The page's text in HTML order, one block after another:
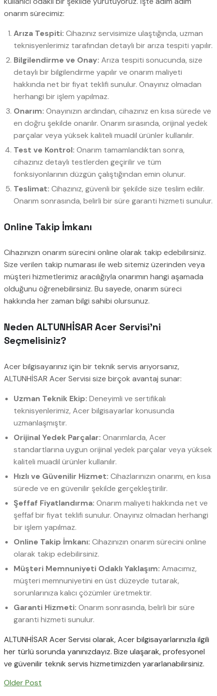
onarım sürecimiz:
Arıza Tespiti: Cihazınız servisimize ulaştığında, uzman
teknisyenlerimiz tarafından detaylı bir arıza tespiti yapılır.
Bilgilendirme ve Onay: Arıza tespiti sonucunda, size
detaylı bir bilgilendirme yapılır ve onarım maliyeti
hakkında net bir fiyat teklifi sunulur. Onayınız olmadan
herhangi bir işlem yapılmaz.
Onarım: Onayınızın ardından, cihazınız en kısa sürede ve
en doğru şekilde onarılır. Onarım sırasında, orijinal yedek
parçalar veya yüksek kaliteli muadil ürünler kullanılır.
Test ve Kontrol: Onarım tamamlandıktan sonra,
cihazınız detaylı testlerden geçirilir ve tüm
fonksiyonlarının düzgün çalıştığından emin olunur.
Teslimat: Cihazınız, güvenli bir şekilde size teslim edilir.
Onarım sonrasında, belirli bir süre garanti hizmeti sunulur.
Online Takip İmkanı
Cihazınızın onarım sürecini online olarak takip edebilirsiniz.
Size verilen takip numarası ile web sitemiz üzerinden veya
müşteri hizmetlerimiz aracılığıyla onarımın hangi aşamada
olduğunu öğrenebilirsiniz. Bu sayede, onarım süreci
hakkında her zaman bilgi sahibi olursunuz.
Neden ALTUNHİSAR Acer Servisi’ni
Seçmelisiniz?
Acer bilgisayarınız için bir teknik servis arıyorsanız,
ALTUNHİSAR Acer Servisi size birçok avantaj sunar:
Uzman Teknik Ekip: Deneyimli ve sertifikalı
teknisyenlerimiz, Acer bilgisayarlar konusunda
uzmanlaşmıştır.
Orijinal Yedek Parçalar: Onarımlarda, Acer
standartlarına uygun orijinal yedek parçalar veya yüksek
kaliteli muadil ürünler kullanılır.
Hızlı ve Güvenilir Hizmet: Cihazlarınızın onarımı, en kısa
sürede ve en güvenilir şekilde gerçekleştirilir.
Şeffaf Fiyatlandırma: Onarım maliyeti hakkında net ve
şeffaf bir fiyat teklifi sunulur. Onayınız olmadan herhangi
bir işlem yapılmaz.
Online Takip İmkanı: Cihazınızın onarım sürecini online
olarak takip edebilirsiniz.
Müşteri Memnuniyeti Odaklı Yaklaşım: Amacımız,
müşteri memnuniyetini en üst düzeyde tutarak,
sorunlarınıza kalıcı çözümler üretmektir.
Garanti Hizmeti: Onarım sonrasında, belirli bir süre
garanti hizmeti sunulur.
ALTUNHİSAR Acer Servisi olarak, Acer bilgisayarlarınızla ilgili
her türlü sorunda yanınızdayız. Bize ulaşarak, profesyonel
ve güvenilir teknik servis hizmetimizden yararlanabilirsiniz.
Older Post